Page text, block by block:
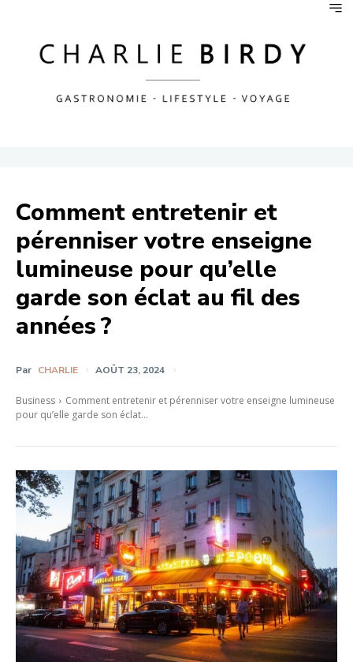
Comment entretenir et
pérenniser votre enseigne
lumineuse pour qu’elle
garde son éclat au fil des
années ?
Par CHARLIE AOÛT 23, 2024
Business
Comment entretenir et pérenniser votre enseigne lumineuse
pour qu’elle garde son éclat...